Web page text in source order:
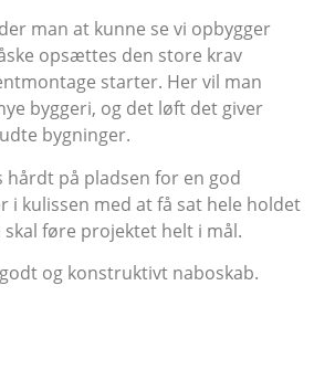
man at kunne se vi opbygger
opsættes den store krav
starter. Her vil man
byggeri, og det løft det giver
bygninger.
hårdt på pladsen for en god
i kulissen med at få sat hele holdet
føre projektet helt i mål.
og konstruktivt naboskab.